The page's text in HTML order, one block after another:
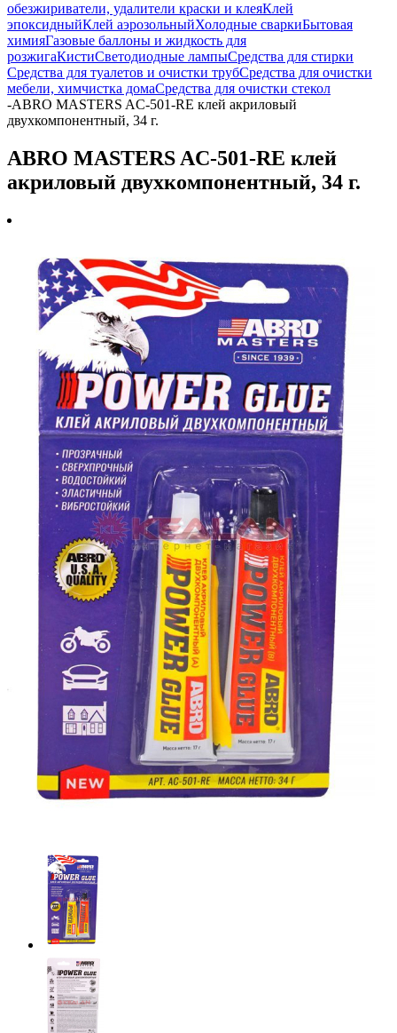
обезжириватели, удалители краски и клеяКлей
эпоксидныйКлей аэрозольныйХолодные сваркиБытовая
химияГазовые баллоны и жидкость для
розжигаКистиСветодиодные лампыСредства для стирки
Средства для туалетов и очистки трубСредства для очистки
мебели, химчистка домаСредства для очистки стекол
-ABRO MASTERS AC-501-RE клей акриловый
двухкомпонентный, 34 г.
ABRO MASTERS AC-501-RE клей
акриловый двухкомпонентный, 34 г.